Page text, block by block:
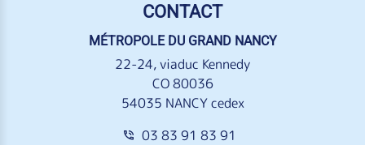
CONTACT
MÉTROPOLE DU GRAND NANCY
22-24, viaduc Kennedy
CO 80036
54035 NANCY cedex
03 83 91 83 91